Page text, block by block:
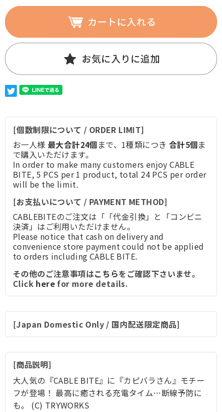
[個数制限について / ORDER LIMIT]
お一人様 最大合計24個 まで、1種類につき 合計5個ま
で購入いただけます。
In order to make many customers enjoy CABLE
BITE, 5 PCS per 1 product, total 24 PCS per order
will be the limit.
[お支払いについて / PAYMENT METHOD]
CABLEBITEのご注文は「「代金引換」と「コンビニ
決済」はご利用いただけません。
Please notice that cash on delivery and
convenience store payment could not be applied
to orders including CABLE BITE.
その他のご注意事項はこちらをご確認下さいませ。
Click herefor more details.
[Japan Domestic Only / 国内配送限定商品]
商品説明
大人気の『CABLE BITE』に『カピバラさん』モチー
フが登場！ 最高に癒される充電タイム…断線予防に
も。 (C) TRYWORKS